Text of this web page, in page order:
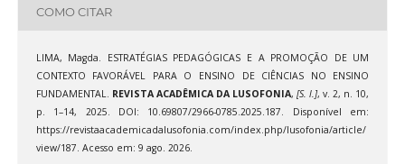
COMO CITAR
LIMA, Magda. ESTRATÉGIAS PEDAGÓGICAS E A PROMOÇÃO DE UM
CONTEXTO FAVORÁVEL PARA O ENSINO DE CIÊNCIAS NO ENSINO
FUNDAMENTAL. REVISTA ACADÊMICA DA LUSOFONIA,[S. l.], v. 2, n. 10,
p. 1–14, 2025. DOI: 10.69807/2966-0785.2025.187. Disponível em:
https://revistaacademicadalusofonia.com/index.php/lusofonia/article/
view/187. Acesso em: 9 ago. 2026.